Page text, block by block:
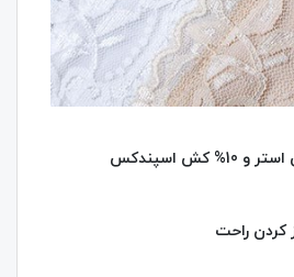
کردن راحت